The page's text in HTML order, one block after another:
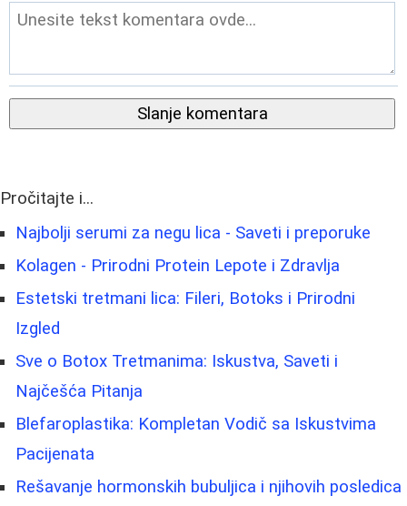
Slanje komentara
Pročitajte i...
Najbolji serumi za negu lica - Saveti i preporuke
Kolagen - Prirodni Protein Lepote i Zdravlja
Estetski tretmani lica: Fileri, Botoks i Prirodni
Izgled
Sve o Botox Tretmanima: Iskustva, Saveti i
Najčešća Pitanja
Blefaroplastika: Kompletan Vodič sa Iskustvima
Pacijenata
Rešavanje hormonskih bubuljica i njihovih posledica